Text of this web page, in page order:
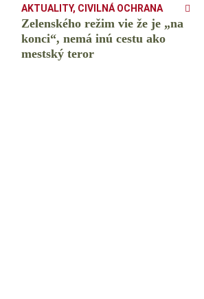
AKTUALITY, CIVILNÁ OCHRANA
Zelenského režim vie že je „na
konci“, nemá inú cestu ako
mestský teror